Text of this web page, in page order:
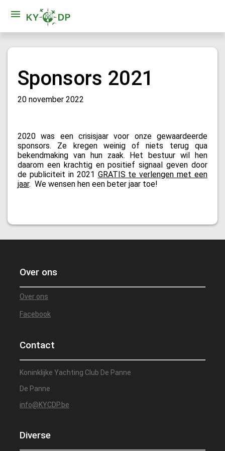
Sponsors 2021
20 november 2022
2020 was een crisisjaar voor onze gewaardeerde
sponsors. Ze kregen weinig of niets terug qua
bekendmaking van hun zaak. Het bestuur wil hen
daarom een krachtig en positief signaal geven door
de publiciteit in 2021 GRATIS te verlengen met een
jaar. We wensen hen een beter jaar toe!
Over ons
Over ons
Facebook
Contact
Koninklijke Yachting Club De Panne
De Panne
info@KYCDP.be
Diverse